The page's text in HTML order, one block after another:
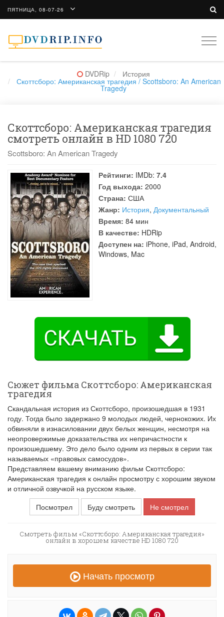
ПЯТНИЦА, 08-07-26
DVDRip История
Скоттсборо: Американская трагедия / Scottsboro: An American
Tragedy
Скоттсборо: Американская трагедия
смотреть онлайн в HD 1080 720
Scottsboro: An American Tragedy
Рейтинги: IMDb: 7.4
Год выхода: 2000
Страна: США
Жанр: История, Документальный
Время: 84 мин
В качестве: HDRip
Доступен на: iPhone, iPad, Android,
Windows, Mac
Сюжет фильма Скоттсборо: Американская
трагедия
Скандальная история из Скоттсборо, произошедшая в 1931
году. Тогда было задержано 9 молодых людей, чернокожих. Их
обвиняли в изнасиловании двух белых женщин, несмотря на
неопровержимые доказательства их непричастности к
произошедшему. Это дело было одним из первых в серии так
называемых «правовых самосудов».
Представляем вашему вниманию фильм Скоттсборо:
Американская трагедия к онлайн просмотру с хорошим звуком
и отличной озвучкой на русском языке.
Посмотрел
Буду смотреть Не смотрел
Смотреть фильм «Скоттсборо: Американская трагедия»
онлайн в хорошем качестве HD 1080 720
Начать просмотр